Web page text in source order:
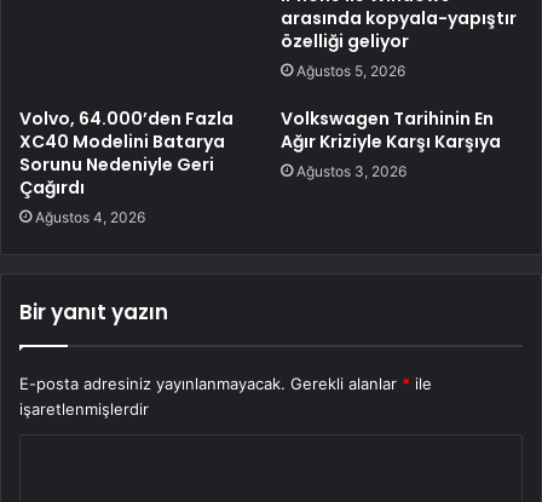
arasında kopyala-yapıştır
özelliği geliyor
Ağustos 5, 2026
Volvo, 64.000’den Fazla
XC40 Modelini Batarya
Sorunu Nedeniyle Geri
Çağırdı
Ağustos 4, 2026
Volkswagen Tarihinin En
Ağır Kriziyle Karşı Karşıya
Ağustos 3, 2026
Bir yanıt yazın
E-posta adresiniz yayınlanmayacak. Gerekli alanlar * ile
işaretlenmişlerdir